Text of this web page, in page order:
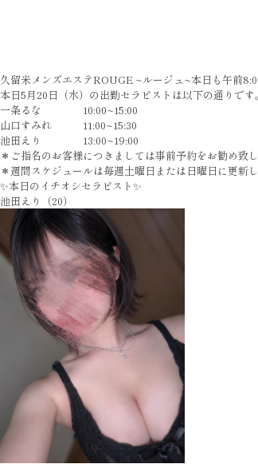
久留米メンズエステROUGE ~ルージュ~本日も午前
本日5月20日（水）の出勤セラピストは以下の通りです。
一条るな 10:00~15:00
山口すみれ 11:00~15:30
池田えり 13:00~19:00
＊ご指名のお客様につきましては事前予約をお勧め致し
＊週間スケジュールは毎週土曜日または日曜日に更新
✨本日のイチオシセラピスト✨
池田えり（20）